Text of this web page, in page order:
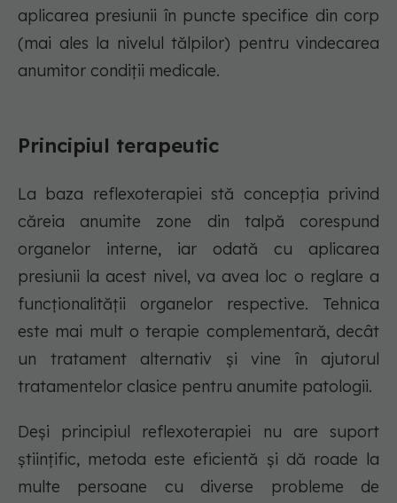
aplicarea presiunii în puncte specifice din corp
(mai ales la nivelul tălpilor) pentru vindecarea
anumitor condiții medicale.
Principiul terapeutic
La baza reflexoterapiei stă concepția privind
căreia anumite zone din talpă corespund
organelor interne, iar odată cu aplicarea
presiunii la acest nivel, va avea loc o reglare a
funcționalității organelor respective. Tehnica
este mai mult o terapie complementară, decât
un tratament alternativ și vine în ajutorul
tratamentelor clasice pentru anumite patologii.
Deși principiul reflexoterapiei nu are suport
științific, metoda este eficientă și dă roade la
multe persoane cu diverse probleme de